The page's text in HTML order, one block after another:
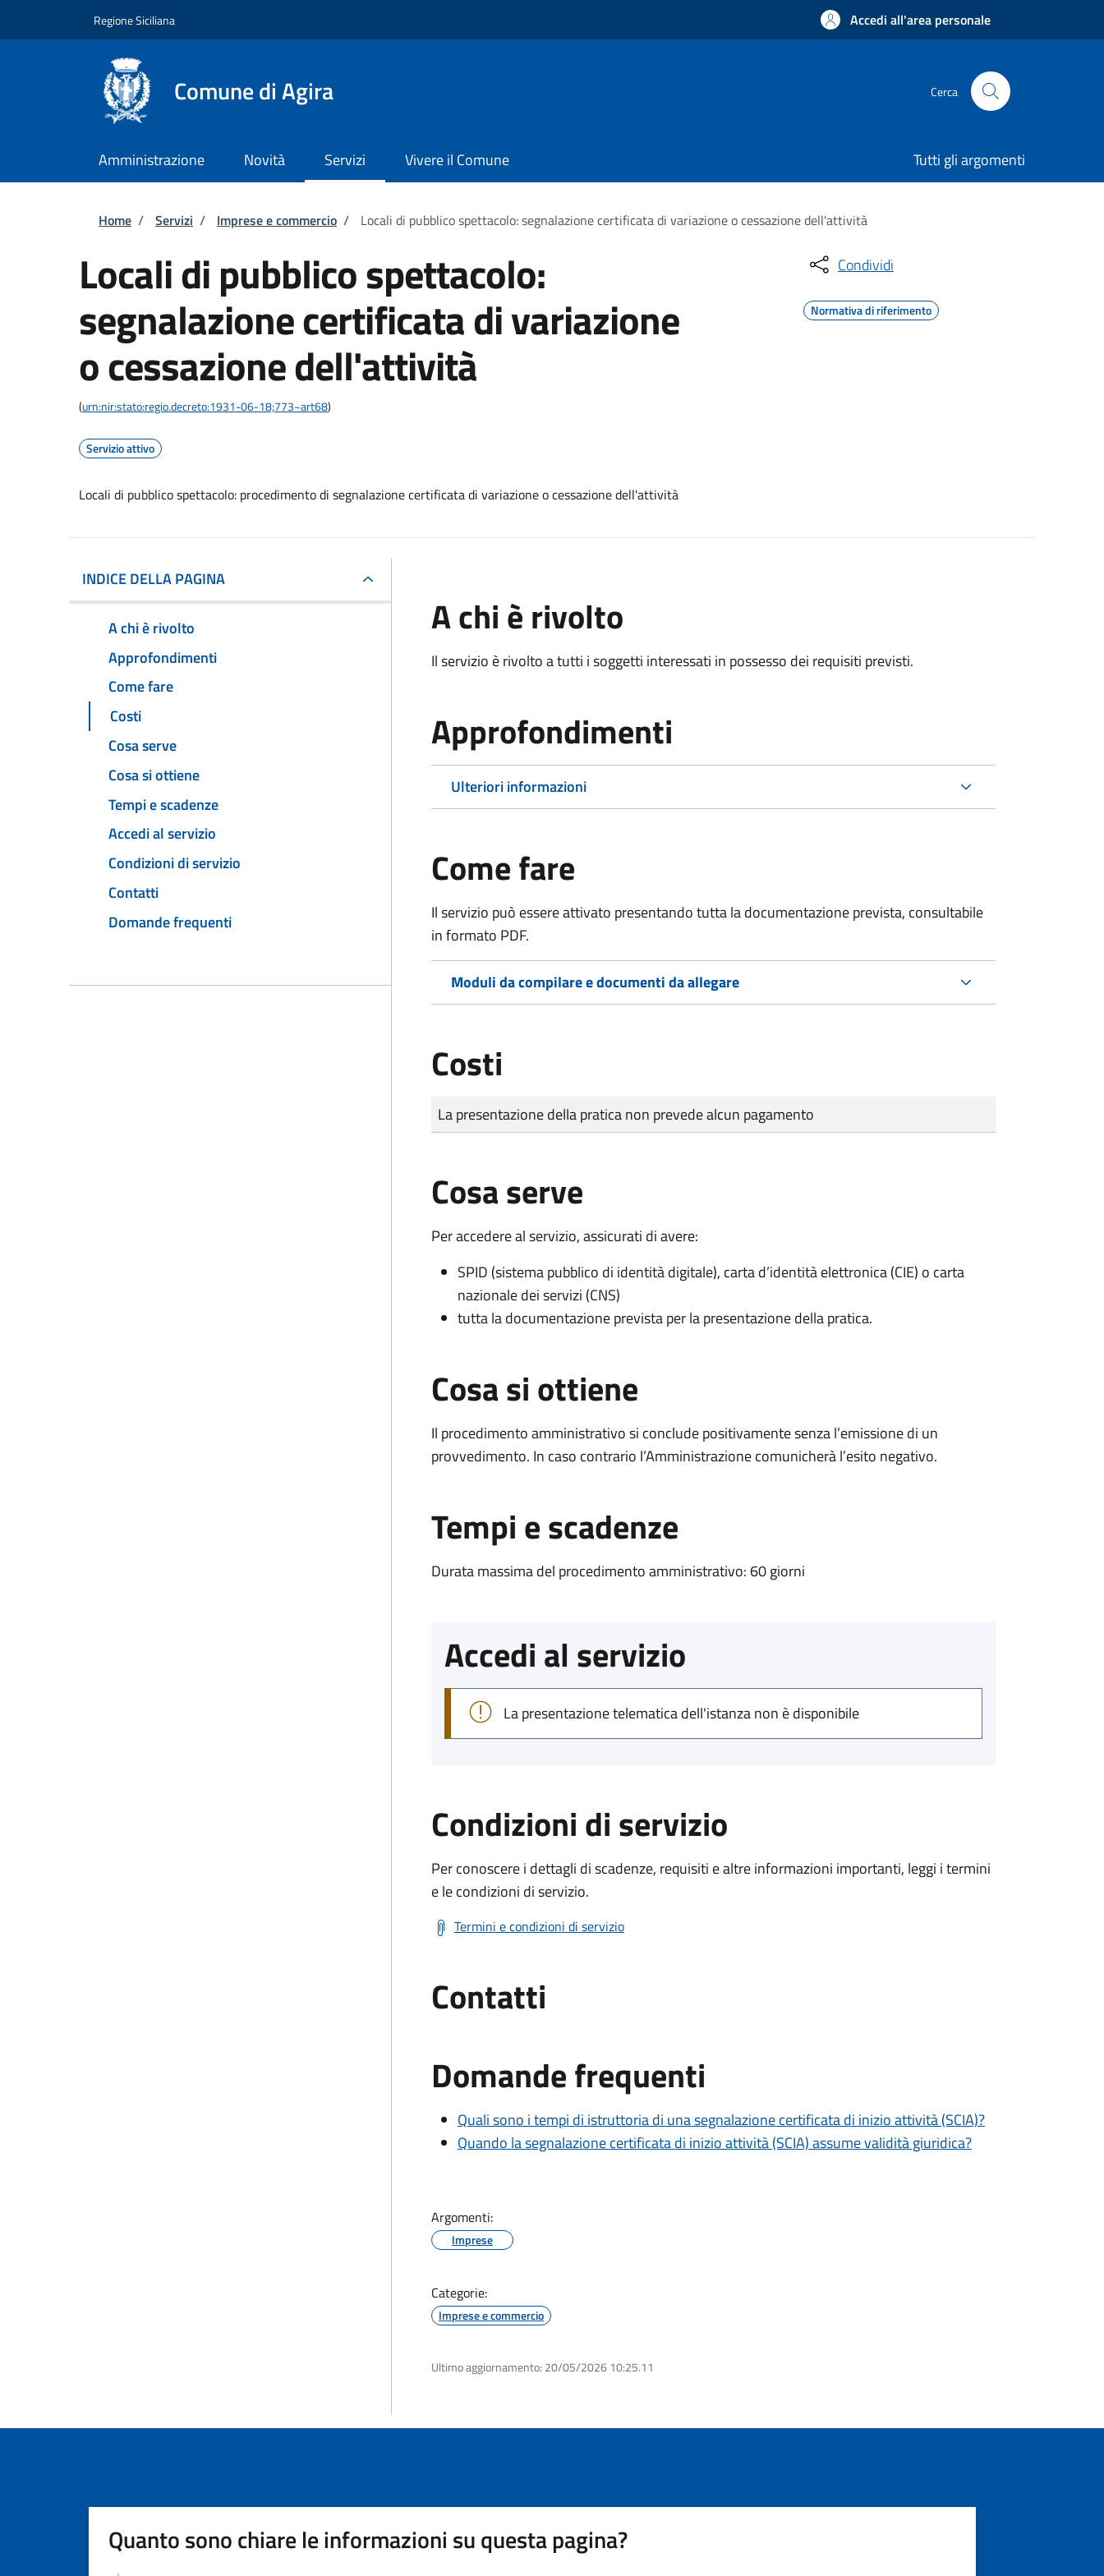
Regione Siciliana Accedi all'area personale
Comune di Agira Cerca
Amministrazione Novità Servizi Vivere il Comune Tutti gli argomenti
Briciole di pane
Home / Servizi / Imprese e commercio / Locali di pubblico spettacolo: segnalazione certificata di variazione o cessazione dell'attività
Locali di pubblico spettacolo:
segnalazione certificata di variazione
o cessazione dell'attività
(urn:nir:stato:regio.decreto:1931-06-18;773~art68)
Servizio attivo
Locali di pubblico spettacolo: procedimento di segnalazione certificata di variazione o cessazione dell'attività
Condividi
Normativa di riferimento
INDICE DELLA PAGINA
A chi è rivolto
Approfondimenti
Come fare
Costi
Cosa serve
Cosa si ottiene
Tempi e scadenze
Accedi al servizio
Condizioni di servizio
Contatti
Domande frequenti
A chi è rivolto
Il servizio è rivolto a tutti i soggetti interessati in possesso dei requisiti previsti.
Approfondimenti
Ulteriori informazioni
Come fare
Il servizio può essere attivato presentando tutta la documentazione prevista, consultabile
in formato PDF.
Moduli da compilare e documenti da allegare
Costi
Tipo di pagamento
Importo
La presentazione della pratica non prevede alcun pagamento
Cosa serve
Per accedere al servizio, assicurati di avere:
SPID (sistema pubblico di identità digitale), carta d’identità elettronica (CIE) o carta
nazionale dei servizi (CNS)
tutta la documentazione prevista per la presentazione della pratica.
Cosa si ottiene
Il procedimento amministrativo si conclude positivamente senza l’emissione di un
provvedimento. In caso contrario l’Amministrazione comunicherà l’esito negativo.
Tempi e scadenze
Durata massima del procedimento amministrativo: 60 giorni
Accedi al servizio
La presentazione telematica dell'istanza non è disponibile
Condizioni di servizio
Per conoscere i dettagli di scadenze, requisiti e altre informazioni importanti, leggi i termini
e le condizioni di servizio.
Termini e condizioni di servizio
Contatti
Domande frequenti
Quali sono i tempi di istruttoria di una segnalazione certificata di inizio attività (SCIA)?
Quando la segnalazione certificata di inizio attività (SCIA) assume validità giuridica?
Argomenti:
Imprese
Categorie:
Imprese e commercio
Ultimo aggiornamento: 20/05/2026 10:25.11
Quanto sono chiare le informazioni su questa pagina?